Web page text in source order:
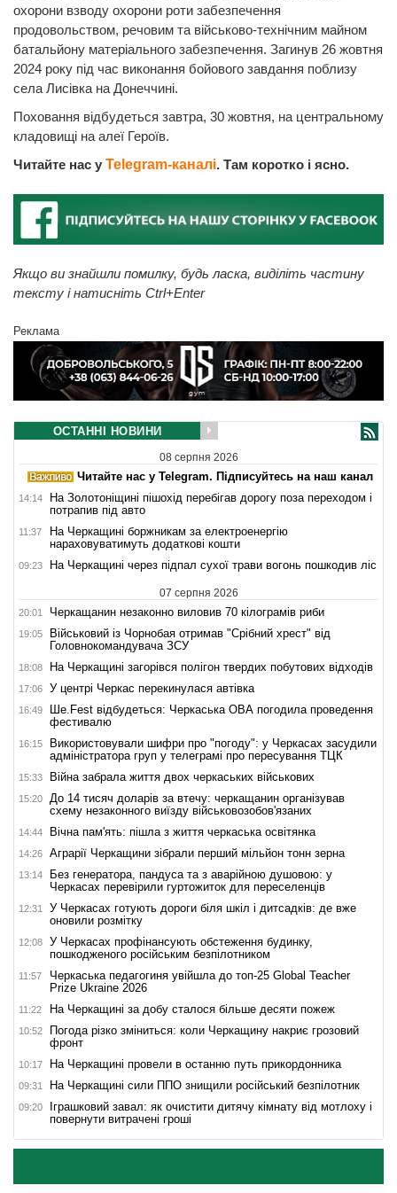
охорони взводу охорони роти забезпечення
продовольством, речовим та військово-технічним майном
батальйону матеріального забезпечення. Загинув 26 жовтня
2024 року під час виконання бойового завдання поблизу
села Лисівка на Донеччині.
Поховання відбудеться завтра, 30 жовтня, на центральному
кладовищі на алеї Героїв.
Читайте нас у Telegram-каналі. Там коротко і ясно.
Якщо ви знайшли помилку, будь ласка, виділіть частину
тексту і натисніть Ctrl+Enter
Реклама
ОСТАННІ НОВИНИ
08 серпня 2026
Читайте нас у Telegram. Підписуйтесь на наш канал
14:14
На Золотоніщині пішохід перебігав дорогу поза переходом і
потрапив під авто
11:37
На Черкащині боржникам за електроенергію
нараховуватимуть додаткові кошти
09:23 На Черкащині через підпал сухої трави вогонь пошкодив ліс
07 серпня 2026
20:01 Черкащанин незаконно виловив 70 кілограмів риби
19:05
Військовий із Чорнобая отримав "Срібний хрест" від
Головнокомандувача ЗСУ
18:08 На Черкащині загорівся полігон твердих побутових відходів
17:06 У центрі Черкас перекинулася автівка
16:49
Ше.Fest відбудеться: Черкаська ОВА погодила проведення
фестивалю
16:15
Використовували шифри про "погоду": у Черкасах засудили
адміністратора груп у телеграмі про пересування ТЦК
15:33 Війна забрала життя двох черкаських військових
15:20
До 14 тисяч доларів за втечу: черкащанин організував
схему незаконного виїзду військовозобов'язаних
14:44 Вічна пам'ять: пішла з життя черкаська освітянка
14:26 Аграрії Черкащини зібрали перший мільйон тонн зерна
13:14
Без генератора, пандуса та з аварійною душовою: у
Черкасах перевірили гуртожиток для переселенців
12:31
У Черкасах готують дороги біля шкіл і дитсадків: де вже
оновили розмітку
12:08
У Черкасах профінансують обстеження будинку,
пошкодженого російським безпілотником
11:57
Черкаська педагогиня увійшла до топ-25 Global Teacher
Prize Ukraine 2026
11:22 На Черкащині за добу сталося більше десяти пожеж
10:52
Погода різко зміниться: коли Черкащину накриє грозовий
фронт
10:17 На Черкащині провели в останню путь прикордонника
09:31 На Черкащині сили ППО знищили російський безпілотник
09:20
Іграшковий завал: як очистити дитячу кімнату від мотлоху і
повернути витрачені гроші